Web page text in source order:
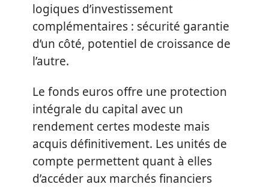
logiques d’investissement
complémentaires : sécurité garantie
d’un côté, potentiel de croissance de
l’autre.
Le fonds euros offre une protection
intégrale du capital avec un
rendement certes modeste mais
acquis définitivement. Les unités de
compte permettent quant à elles
d’accéder aux marchés financiers